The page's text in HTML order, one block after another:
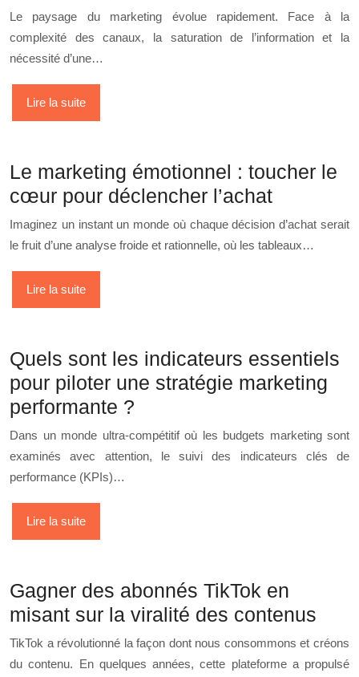
Le paysage du marketing évolue rapidement. Face à la
complexité des canaux, la saturation de l’information et la
nécessité d’une…
Lire la suite
Le marketing émotionnel : toucher le
cœur pour déclencher l’achat
Imaginez un instant un monde où chaque décision d’achat serait
le fruit d’une analyse froide et rationnelle, où les tableaux…
Lire la suite
Quels sont les indicateurs essentiels
pour piloter une stratégie marketing
performante ?
Dans un monde ultra-compétitif où les budgets marketing sont
examinés avec attention, le suivi des indicateurs clés de
performance (KPIs)…
Lire la suite
Gagner des abonnés TikTok en
misant sur la viralité des contenus
TikTok a révolutionné la façon dont nous consommons et créons
du contenu. En quelques années, cette plateforme a propulsé